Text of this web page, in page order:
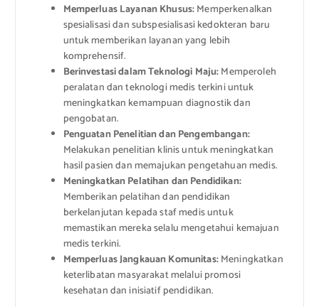
Memperluas Layanan Khusus:Memperkenalkan
spesialisasi dan subspesialisasi kedokteran baru
untuk memberikan layanan yang lebih
komprehensif.
Berinvestasi dalam Teknologi Maju:Memperoleh
peralatan dan teknologi medis terkini untuk
meningkatkan kemampuan diagnostik dan
pengobatan.
Penguatan Penelitian dan Pengembangan:
Melakukan penelitian klinis untuk meningkatkan
hasil pasien dan memajukan pengetahuan medis.
Meningkatkan Pelatihan dan Pendidikan:
Memberikan pelatihan dan pendidikan
berkelanjutan kepada staf medis untuk
memastikan mereka selalu mengetahui kemajuan
medis terkini.
Memperluas Jangkauan Komunitas:Meningkatkan
keterlibatan masyarakat melalui promosi
kesehatan dan inisiatif pendidikan.